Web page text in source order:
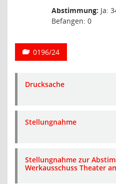
Abstimmung: Ja:
Befangen: 0
0196/24
Drucksache
Stellungnahme
Stellungnahme zur
Werkausschuss Theater